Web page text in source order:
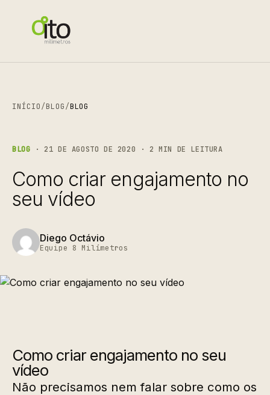
INÍCIO/BLOG/BLOG
BLOG · 21 DE AGOSTO DE 2020 · 2 MIN DE LEITURA
Como criar engajamento no
seu vídeo
Diego Octávio
Equipe 8 Milímetros
Como criar engajamento no seu
vídeo
Não precisamos nem falar sobre como os